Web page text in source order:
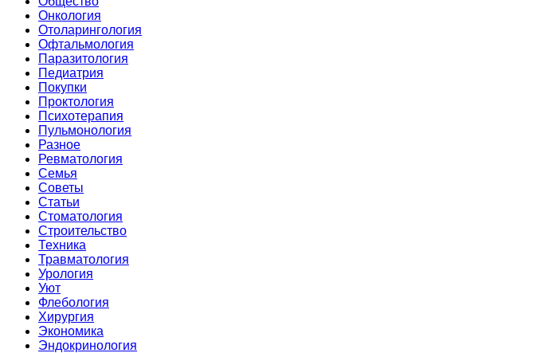
Онкология
Отоларингология
Офтальмология
Паразитология
Педиатрия
Покупки
Проктология
Психотерапия
Пульмонология
Разное
Ревматология
Семья
Советы
Статьи
Стоматология
Строительство
Техника
Травматология
Урология
Уют
Флебология
Хирургия
Экономика
Эндокринология